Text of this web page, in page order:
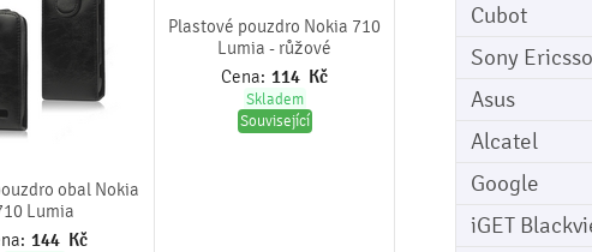
Cubot
Sony
Asus
Alcatel
Google
iGET
obal Nokia
Lumia
144 Kč
Plastové pouzdro Nokia 710
Lumia - růžové
Cena: 114 Kč
Skladem
Související